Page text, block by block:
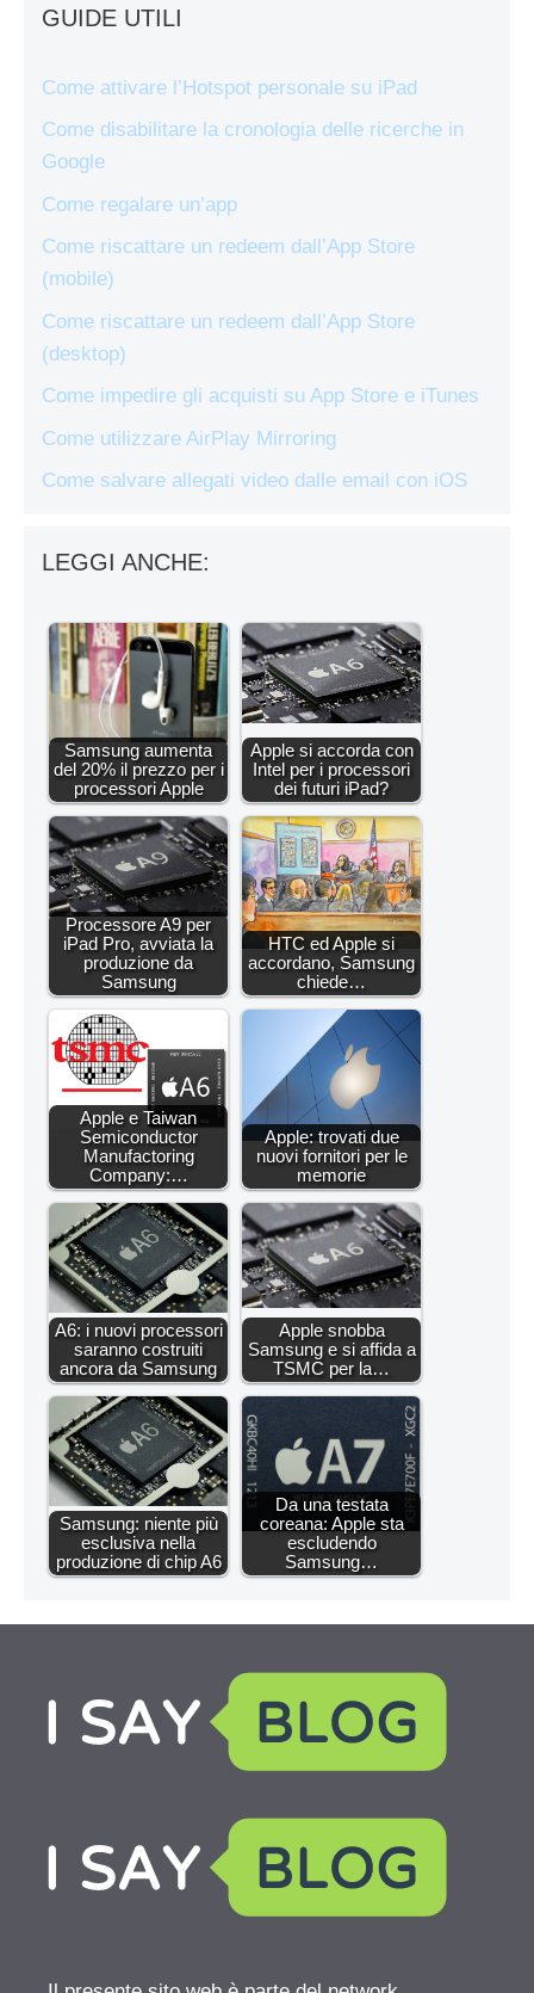
GUIDE UTILI
Come attivare l’Hotspot personale su iPad
Come disabilitare la cronologia delle ricerche in
Google
Come regalare un’app
Come riscattare un redeem dall’App Store
(mobile)
Come riscattare un redeem dall’App Store
(desktop)
Come impedire gli acquisti su App Store e iTunes
Come utilizzare AirPlay Mirroring
Come salvare allegati video dalle email con iOS
LEGGI ANCHE:
Samsung aumenta
del 20% il prezzo per i
processori Apple
Apple si accorda con
Intel per i processori
dei futuri iPad?
Processore A9 per
iPad Pro, avviata la
produzione da
Samsung
HTC ed Apple si
accordano, Samsung
chiede…
Apple e Taiwan
Semiconductor
Manufactoring
Company:…
Apple: trovati due
nuovi fornitori per le
memorie
A6: i nuovi processori
saranno costruiti
ancora da Samsung
Apple snobba
Samsung e si affida a
TSMC per la…
Samsung: niente più
esclusiva nella
produzione di chip A6
Da una testata
coreana: Apple sta
escludendo
Samsung…